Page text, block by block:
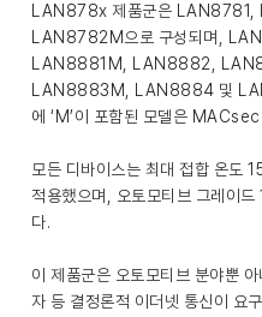
LAN878x 제품군은
LAN8782M으로 구성되며,
LAN8881M, LAN8882,
LAN8883M, LAN8884 및
에 ‘M’이 포함된 모델은
모든 디바이스는 최대 접합 온도
적용했으며, 오토모티브 그레이
다.
이 제품군은 오토모티브 분야뿐
자 등 결정론적 이더넷 통신이 요